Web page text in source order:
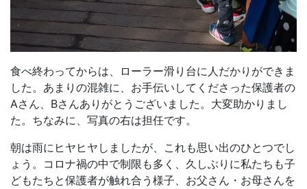
食べ終わってからは、ローラー滑り台に人だかりができま
した。あまりの混雑に、お手伝いしてくださった保護者の
Aさん、Bさんありがとうございました。大変助かりまし
た。ちなみに、写真の右は担任です。
朝は雨にヒヤヒヤしましたが、これも思い出のひとつでし
ょう。コロナ禍の中で制限も多く、久しぶりに私たちも子
どもたちと保護者が触れ合う様子、お父さん・お母さんを